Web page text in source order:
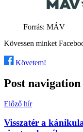
Forrás: MÁV
Kövessen minket
Követem!
Post navigation
Előző hír
Visszatér a